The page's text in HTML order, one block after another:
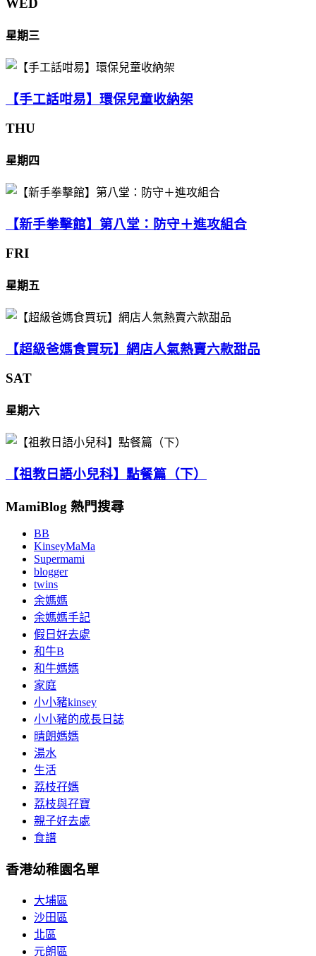
WED
星期三
【手工話咁易】環保兒童收納架
THU
星期四
【新手拳擊館】第八堂：防守＋進攻組合
FRI
星期五
【超級爸媽食買玩】網店人氣熱賣六款甜品
SAT
星期六
【祖教日語小兒科】點餐篇（下）
MamiBlog 熱門搜尋
BB
KinseyMaMa
Supermami
blogger
twins
余媽媽
余媽媽手記
假日好去處
和牛B
和牛媽媽
家庭
小小豬kinsey
小小豬的成長日誌
晴朗媽媽
湯水
生活
荔枝孖媽
荔枝與孖寶
親子好去處
食譜
香港幼稚園名單
大埔區
沙田區
北區
元朗區